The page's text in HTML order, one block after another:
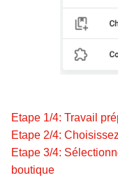
Etape 1/4: Travail
Etape 2/4:
Etape 3/4:
boutique